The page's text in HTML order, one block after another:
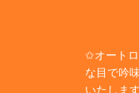
✩オート
な目で吟
いたしま